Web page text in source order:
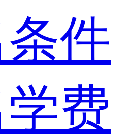
件
费